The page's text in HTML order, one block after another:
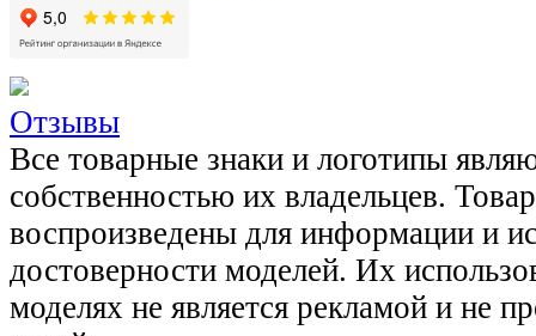
Отзывы
Все товарные знаки и логотипы
собственностью их владельцев.
воспроизведены для информации и
достоверности моделей. Их
моделях не является рекламой и не